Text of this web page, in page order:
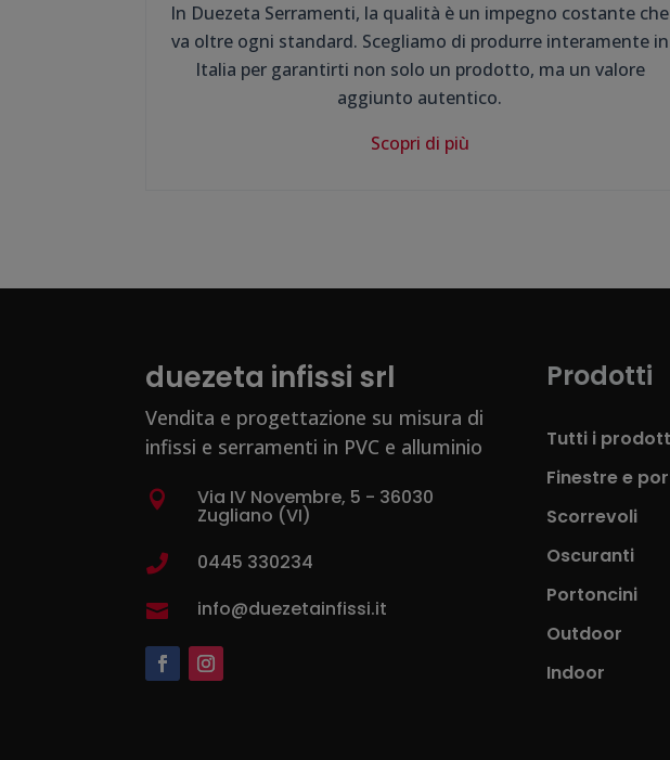
In Duezeta Serramenti, la qualità è un impegno costante che
va oltre ogni standard. Scegliamo di produrre interamente in
Italia per garantirti non solo un prodotto, ma un valore
aggiunto autentico.
duezeta infissi srl
Vendita e progettazione su misura di
infissi e serramenti in PVC e alluminio
 Via IV Novembre, 5 - 36030
Zugliano (VI)
 0445 330234
 info@duezetainfissi.it
Prodotti
Tutti i
Finestre e
Scorrevoli
Oscuranti
Portoncini
Outdoor
Indoor